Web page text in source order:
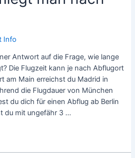
Info
Antwort auf die Frage, wie lange
Die Flugzeit kann je nach Abflugort
am Main erreichst du Madrid in
die Flugdauer von München
du dich für einen Abflug ab Berlin
du mit ungefähr 3 …